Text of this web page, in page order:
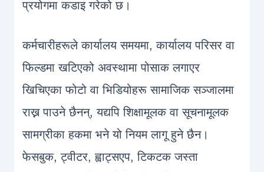
प्रयोगमा कडाइ गरेको छ।
कर्मचारीहरूले कार्यालय समयमा, कार्यालय परिसर वा
फिल्डमा खटिएको अवस्थामा पोसाक लगाएर
खिचिएका फोटो वा भिडियोहरू सामाजिक सञ्जालमा
राख्न पाउने छैनन्, यद्यपि शिक्षामूलक वा सूचनामूलक
सामग्रीका हकमा भने यो नियम लागू हुने छैन।
फेसबुक, ट्वीटर, ह्वाट्सएप, टिकटक जस्ता